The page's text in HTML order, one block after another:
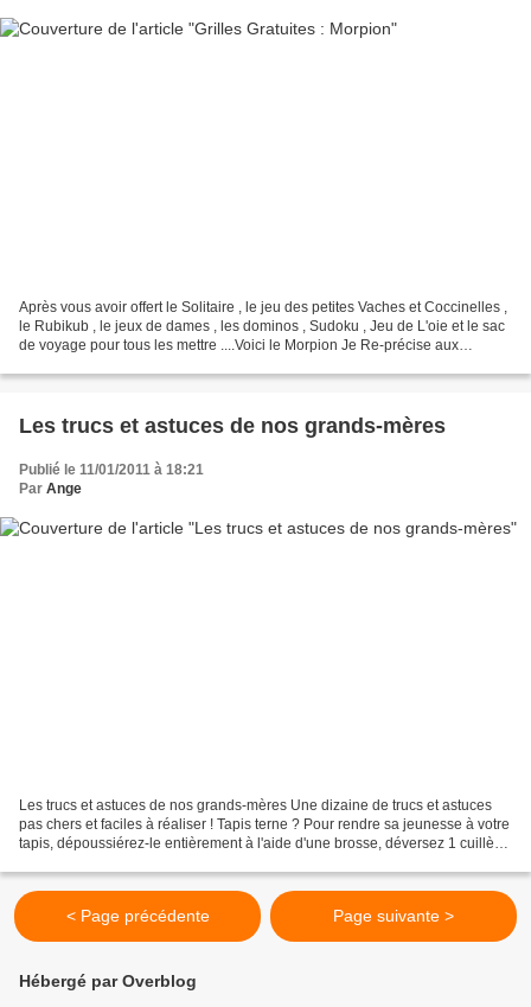
Après vous avoir offert le Solitaire , le jeu des petites Vaches et Coccinelles ,
le Rubikub , le jeux de dames , les dominos , Sudoku , Jeu de L'oie et le sac
de voyage pour tous les mettre ....Voici le Morpion Je Re-précise aux
Les trucs et astuces de nos grands-mères
Publié le 11/01/2011 à 18:21
Par Ange
Les trucs et astuces de nos grands-mères Une dizaine de trucs et astuces
pas chers et faciles à réaliser ! Tapis terne ? Pour rendre sa jeunesse à votre
tapis, dépoussiérez-le entièrement à l'aide d'une brosse, déversez 1 cuillère
< Page précédente Page suivante >
Hébergé par Overblog